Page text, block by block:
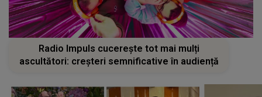
Radio Impuls cucerește tot mai mulți
ascultători: creșteri semnificative în audiență